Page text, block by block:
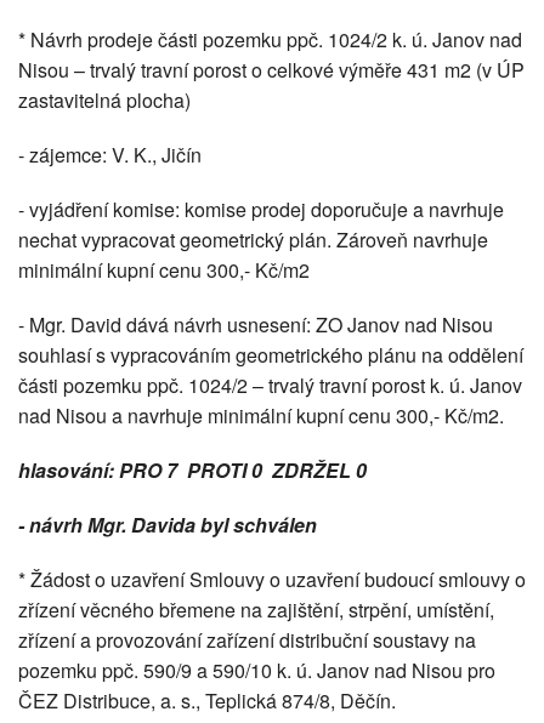
* Návrh prodeje části pozemku ppč. 1024/2 k. ú. Janov nad
Nisou – trvalý travní porost o celkové výměře 431 m2 (v ÚP
zastavitelná plocha)
- zájemce: V. K., Jičín
- vyjádření komise: komise prodej doporučuje a navrhuje
nechat vypracovat geometrický plán. Zároveň navrhuje
minimální kupní cenu 300,- Kč/m2
- Mgr. David dává návrh usnesení: ZO Janov nad Nisou
souhlasí s vypracováním geometrického plánu na oddělení
části pozemku ppč. 1024/2 – trvalý travní porost k. ú. Janov
nad Nisou a navrhuje minimální kupní cenu 300,- Kč/m2.
hlasování: PRO 7 PROTI 0 ZDRŽEL 0
- návrh Mgr. Davida byl schválen
* Žádost o uzavření Smlouvy o uzavření budoucí smlouvy o
zřízení věcného břemene na zajištění, strpění, umístění,
zřízení a provozování zařízení distribuční soustavy na
pozemku ppč. 590/9 a 590/10 k. ú. Janov nad Nisou pro
ČEZ Distribuce, a. s., Teplická 874/8, Děčín.